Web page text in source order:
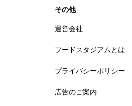
その他
運営会社
フードスタジアムとは
プライバシーポリシー
広告のご案内